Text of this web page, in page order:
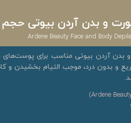
بدن آردن بیوتی حجم 100 میلی لیتر
Ardene Beauty Face and Body
بدن آردن بیوتی مناسب برای
و بدون درد، موجب التیام بخشیدن و